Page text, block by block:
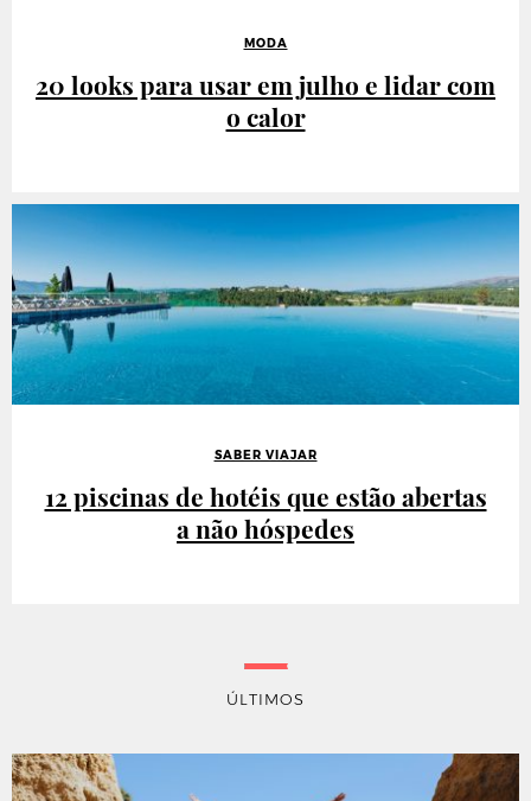
MODA
20 looks para usar em julho e lidar com
o calor
SABER VIAJAR
12 piscinas de hotéis que estão abertas
a não hóspedes
ÚLTIMOS